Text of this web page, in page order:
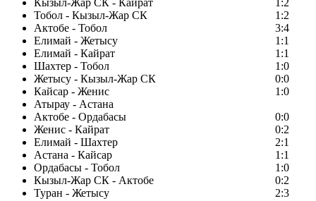
Кызыл-Жар СК - Кайрат
1:2
Тобол - Кызыл-Жар СК
1:2
Актобе - Тобол
3:4
Елимай - Жетысу
1:1
Елимай - Кайрат
1:1
Шахтер - Тобол
1:0
Жетысу - Кызыл-Жар СК
0:0
Кайсар - Женис
1:0
Атырау - Астана
Актобе - Ордабасы
0:0
Женис - Кайрат
0:2
Елимай - Шахтер
2:1
Астана - Кайсар
1:1
Ордабасы - Тобол
1:0
Кызыл-Жар СК - Актобе
0:2
Туран - Жетысу
2:3